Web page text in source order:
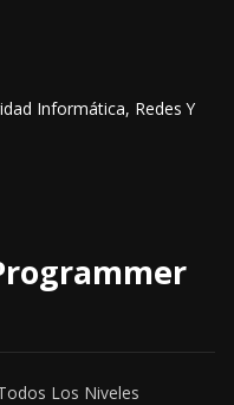
Informática, Redes Y
Los Niveles